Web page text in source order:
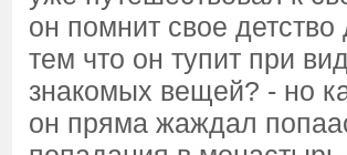
он помнит свое
тем что он тупит при
знакомых вещей? - но
он пряма жаждал